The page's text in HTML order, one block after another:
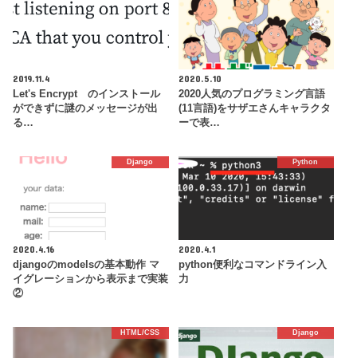
2019.11.4
Let's Encrypt のインストール
ができずに謎のメッセージが出
る…
2020.5.10
2020人気のプログラミング言語
(11言語)をサザエさんキャラクタ
ーで表…
Django
2020.4.16
djangoのmodelsの基本動作 マ
イグレーションから表示まで実装
②
Python
2020.4.1
python便利なコマンドライン入
力
HTML/CSS Django